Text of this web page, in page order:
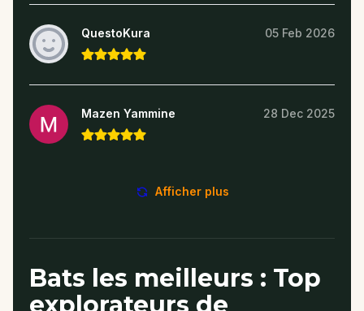
QuestoKura 05 Feb 2026
Mazen Yammine 28 Dec 2025
Afficher plus
Bats les meilleurs : Top